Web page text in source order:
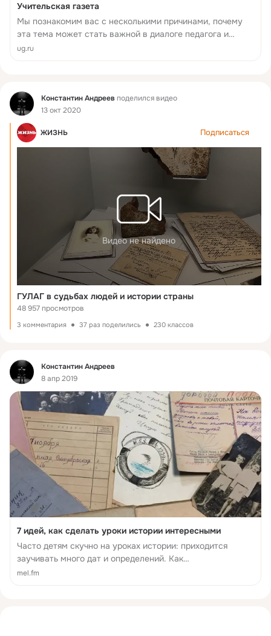
Учительская газета
Мы познакомим вас с несколькими причинами, почему
эта тема может стать важной в диалоге педагога и
подростка, родителя и ребенка, взрослого и юного
ug.ru
Фид Константин Андреев поделился видео
13 окт 2020
ЖИЗНЬ Подписаться
Видео не найдено
ГУЛАГ в судьбах людей и истории страны
48 957 просмотров
3 комментария 37 раз поделились 230 классов
Фид
Константин Андреев
8 апр 2019
7 идей, как сделать уроки истории интересными
Часто детям скучно на уроках истории: приходится
заучивать много дат и определений. Как
их заинтересовать? Наш новый блогер Константин
mel.fm